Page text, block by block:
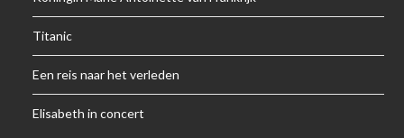
Titanic
Een reis naar het verleden
Elisabeth in concert